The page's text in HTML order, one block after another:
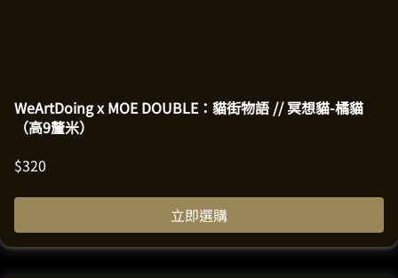
WeArtDoing x MOE DOUBLE：貓街物語 // 冥想貓-橘貓
（高9釐米）
$320
立即選購